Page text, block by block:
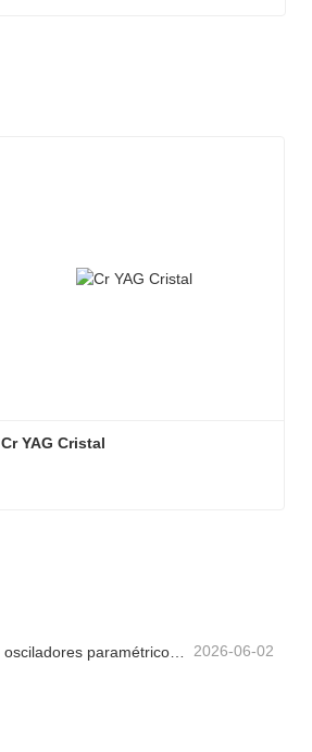
Cr YAG Cristal
Investigación sobre osciladores paramétricos de infrarrojo medio - Parte 05 2026-06-02